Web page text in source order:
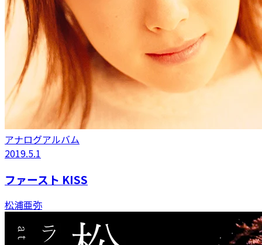
アナログアルバム
2019.5.1
ファースト KISS
松浦亜弥